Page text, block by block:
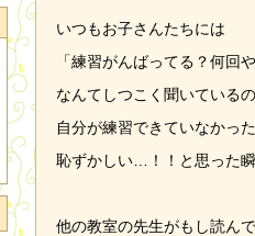
いつもお子さんたちには
「練習がんばってる？何回
なんてしつこく聞いているの
自分が練習できていなかっ
恥ずかしい…！！と思った
他の教室の先生がもし読ん